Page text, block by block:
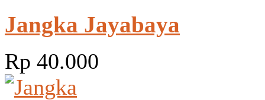
Jangka Jayabaya
Rp 40.000